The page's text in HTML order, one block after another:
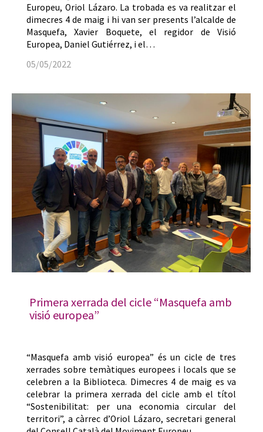
Europeu, Oriol Lázaro. La trobada es va realitzar el
dimecres 4 de maig i hi van ser presents l’alcalde de
Masquefa, Xavier Boquete, el regidor de Visió
Europea, Daniel Gutiérrez, i el…
05/05/2022
Primera xerrada del cicle “Masquefa amb
visió europea”
“Masquefa amb visió europea” és un cicle de tres
xerrades sobre temàtiques europees i locals que se
celebren a la Biblioteca. Dimecres 4 de maig es va
celebrar la primera xerrada del cicle amb el títol
“Sostenibilitat: per una economia circular del
territori”, a càrrec d’Oriol Lázaro, secretari general